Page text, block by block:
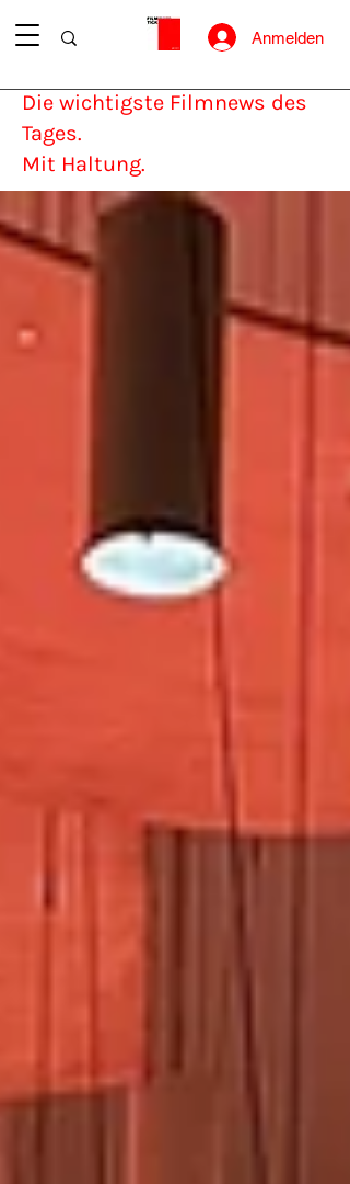
Anmelden
Die wichtigste Filmnews des
Tages.
Mit Haltung.